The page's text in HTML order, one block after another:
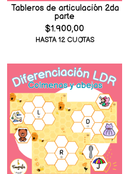
Tableros de articulación 2da
parte
$1.900,00
HASTA 12 CUOTAS